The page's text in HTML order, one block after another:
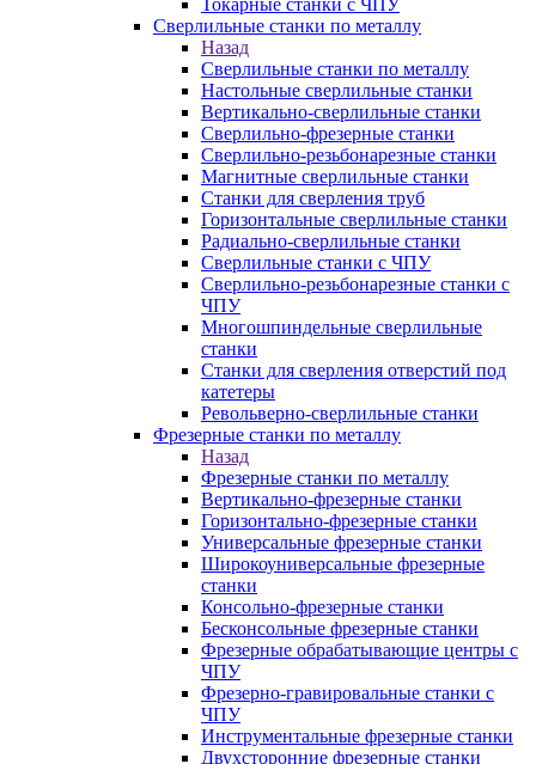
Токарные станки с ЧПУ
Сверлильные станки по металлу
Назад
Сверлильные станки по металлу
Настольные сверлильные станки
Вертикально-сверлильные станки
Сверлильно-фрезерные станки
Сверлильно-резьбонарезные станки
Магнитные сверлильные станки
Станки для сверления труб
Горизонтальные сверлильные станки
Радиально-сверлильные станки
Сверлильные станки с ЧПУ
Сверлильно-резьбонарезные станки с
ЧПУ
Многошпиндельные сверлильные
станки
Станки для сверления отверстий под
катетеры
Револьверно-сверлильные станки
Фрезерные станки по металлу
Назад
Фрезерные станки по металлу
Вертикально-фрезерные станки
Горизонтально-фрезерные станки
Универсальные фрезерные станки
Широкоуниверсальные фрезерные
станки
Консольно-фрезерные станки
Бесконсольные фрезерные станки
Фрезерные обрабатывающие центры с
ЧПУ
Фрезерно-гравировальные станки с
ЧПУ
Инструментальные фрезерные станки
Двухсторонние фрезерные станки